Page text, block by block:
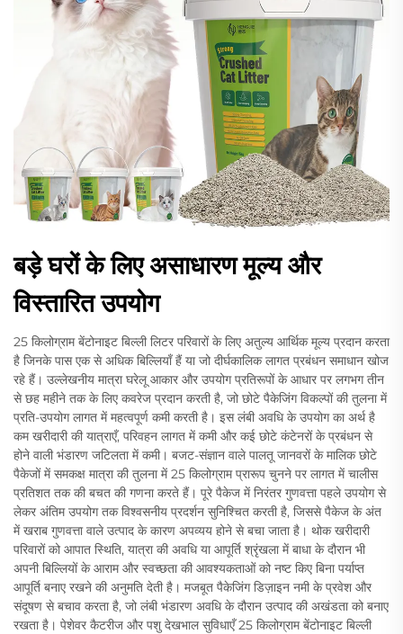
बड़े घरों के लिए असाधारण मूल्य और
विस्तारित उपयोग
25 किलोग्राम बेंटोनाइट बिल्ली लिटर परिवारों के लिए अतुल्य आर्थिक मूल्य प्रदान करता
है जिनके पास एक से अधिक बिल्लियाँ हैं या जो दीर्घकालिक लागत प्रबंधन समाधान खोज
रहे हैं। उल्लेखनीय मात्रा घरेलू आकार और उपयोग प्रतिरूपों के आधार पर लगभग तीन
से छह महीने तक के लिए कवरेज प्रदान करती है, जो छोटे पैकेजिंग विकल्पों की तुलना में
प्रति-उपयोग लागत में महत्वपूर्ण कमी करती है। इस लंबी अवधि के उपयोग का अर्थ है
कम खरीदारी की यात्राएँ, परिवहन लागत में कमी और कई छोटे कंटेनरों के प्रबंधन से
होने वाली भंडारण जटिलता में कमी। बजट-संज्ञान वाले पालतू जानवरों के मालिक छोटे
पैकेजों में समकक्ष मात्रा की तुलना में 25 किलोग्राम प्रारूप चुनने पर लागत में चालीस
प्रतिशत तक की बचत की गणना करते हैं। पूरे पैकेज में निरंतर गुणवत्ता पहले उपयोग से
लेकर अंतिम उपयोग तक विश्वसनीय प्रदर्शन सुनिश्चित करती है, जिससे पैकेज के अंत
में खराब गुणवत्ता वाले उत्पाद के कारण अपव्यय होने से बचा जाता है। थोक खरीदारी
परिवारों को आपात स्थिति, यात्रा की अवधि या आपूर्ति श्रृंखला में बाधा के दौरान भी
अपनी बिल्लियों के आराम और स्वच्छता की आवश्यकताओं को नष्ट किए बिना पर्याप्त
आपूर्ति बनाए रखने की अनुमति देती है। मजबूत पैकेजिंग डिज़ाइन नमी के प्रवेश और
संदूषण से बचाव करता है, जो लंबी भंडारण अवधि के दौरान उत्पाद की अखंडता को बनाए
रखता है। पेशेवर कैटरीज और पशु देखभाल सुविधाएँ 25 किलोग्राम बेंटोनाइट बिल्ली